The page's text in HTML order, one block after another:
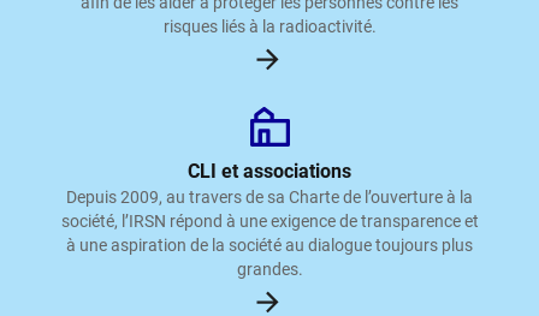
risques liés à la radioactivité.
CLI et associations
Depuis 2009, au travers de sa Charte de l’ouverture à la
société, l’IRSN répond à une exigence de transparence et
à une aspiration de la société au dialogue toujours plus
grandes.